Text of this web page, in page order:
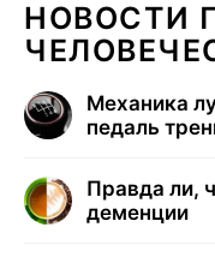
НОВОСТИ
Механика
педаль
Правда ли,
деменции